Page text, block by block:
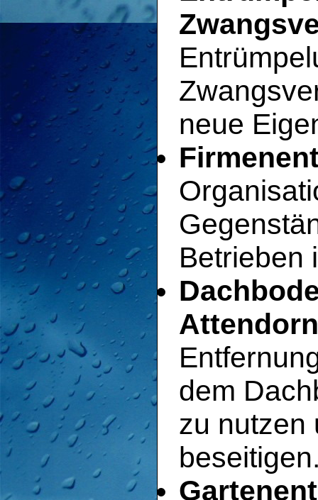
neue
Betrieben
dem
zu nutzen